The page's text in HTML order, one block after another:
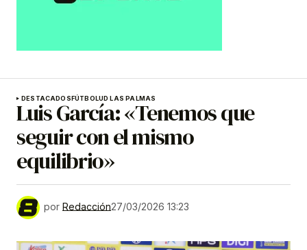
DESTACADOSFÚTBOLUD LAS PALMAS
Luis García: «Tenemos que
seguir con el mismo
equilibrio»
por Redacción27/03/2026 13:23